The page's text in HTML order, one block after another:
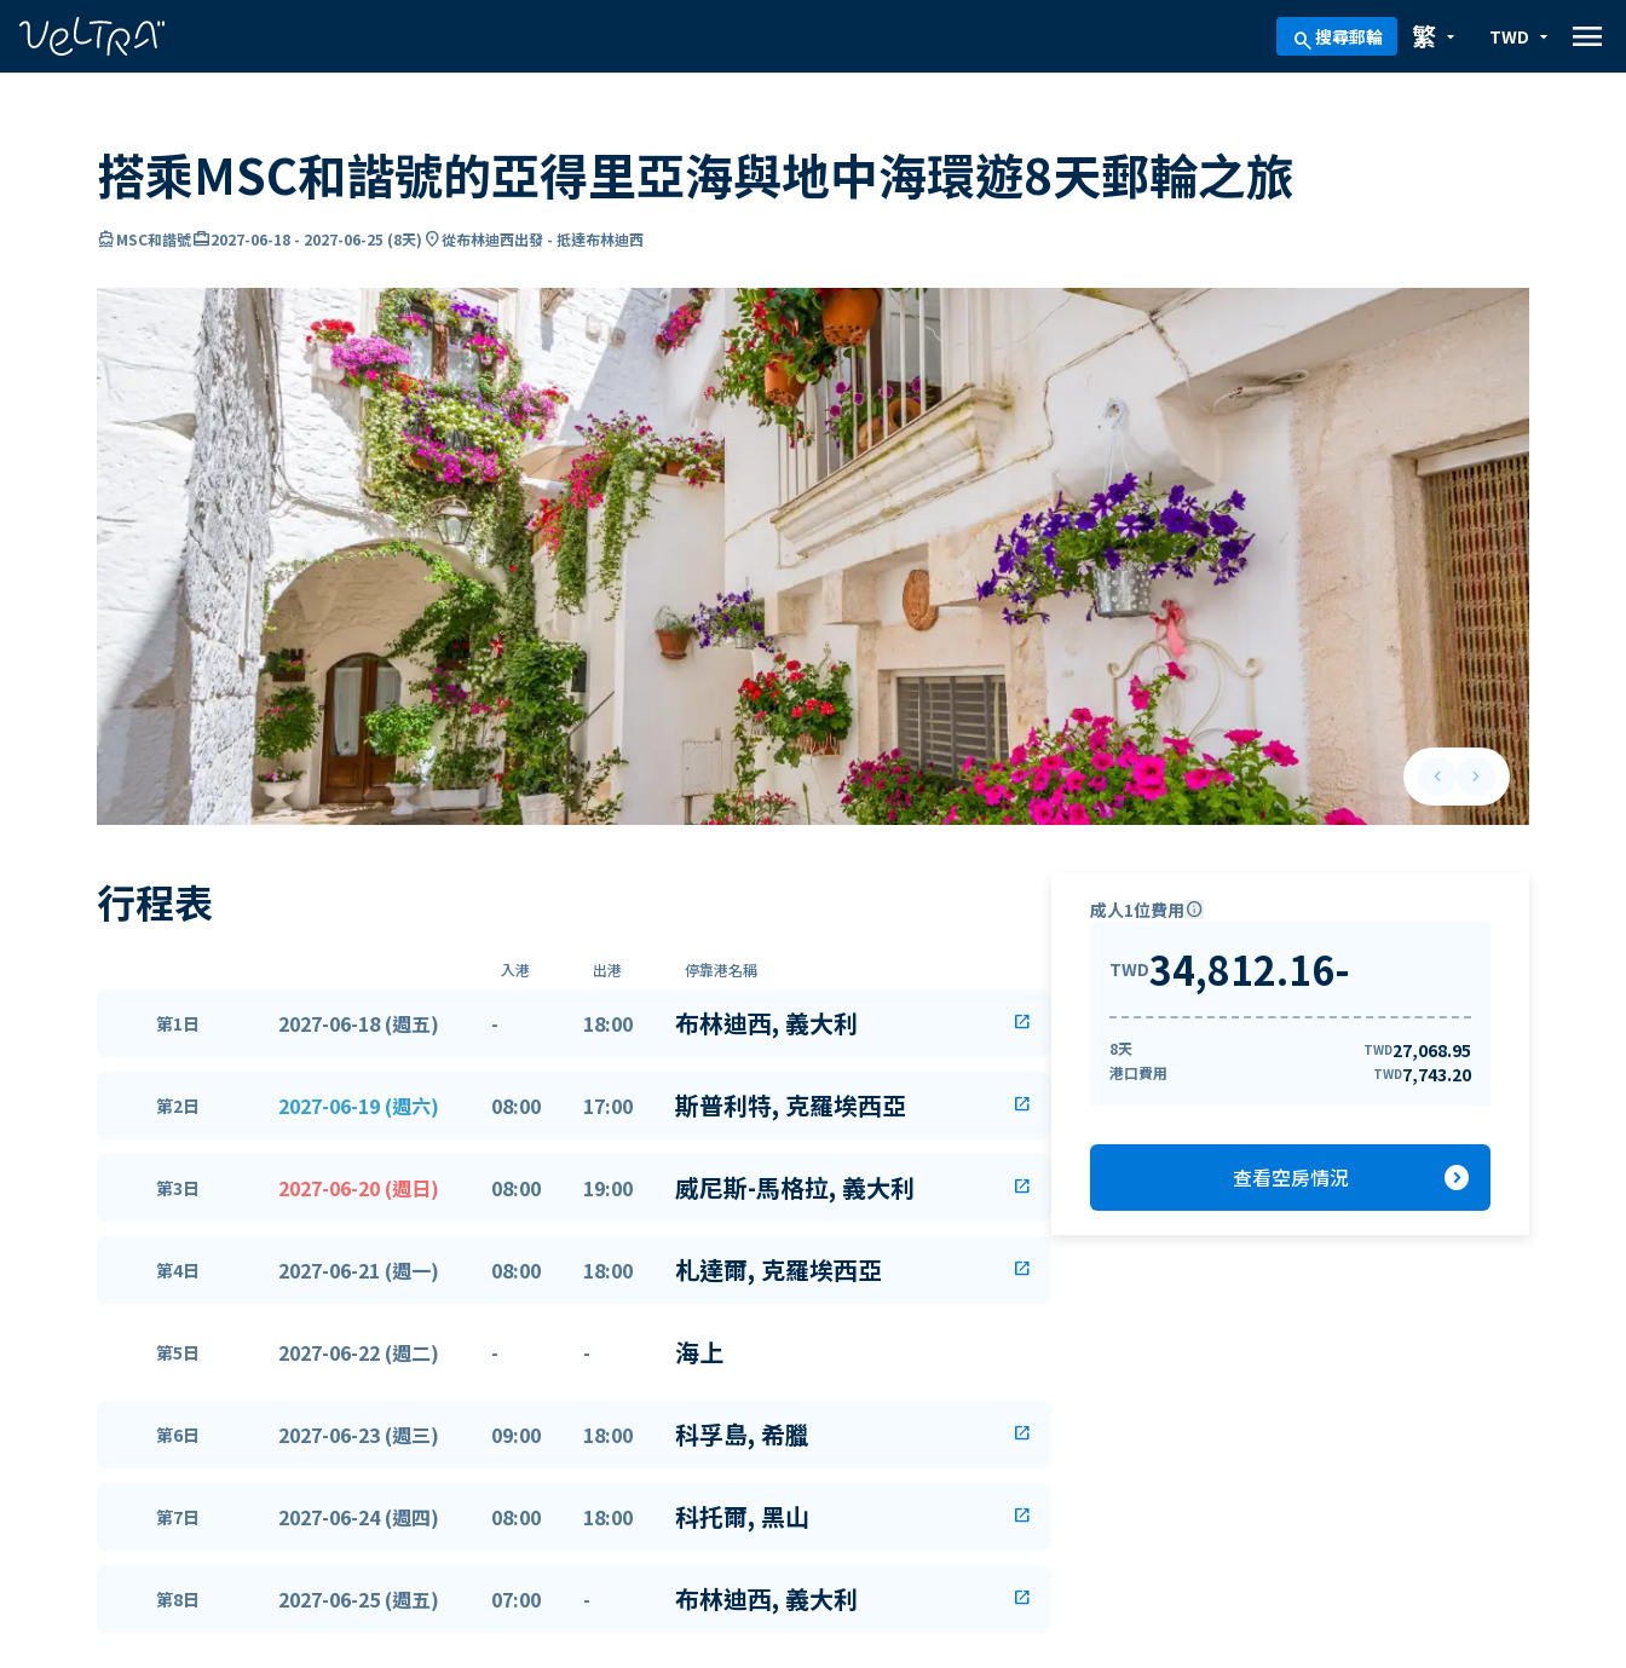
search搜尋郵輪 arrow_drop_down
繁 arrow_drop_down
TWD menu
搭乘MSC和諧號的亞得里亞海與地中海環遊8天郵輪之旅
directions_boatMSC和諧號card_travel2027-06-18 - 2027-06-25 (8天) location_on從布林迪西出發 - 抵達布林迪西
keyboard_arrow_leftPrevious slide
keyboard_arrow_rightNext slide
行程表
入港 出港 停靠港名稱
第1日 2027-06-18 (週五) - 18:00 布林迪西, 義大利 open_in_new
第2日 2027-06-19 (週六) 08:00 17:00 斯普利特, 克羅埃西亞 open_in_new
第3日 2027-06-20 (週日) 08:00 19:00 威尼斯-馬格拉, 義大利 open_in_new
第4日 2027-06-21 (週一) 08:00 18:00 札達爾, 克羅埃西亞 open_in_new
第5日 2027-06-22 (週二) - - 海上
第6日 2027-06-23 (週三) 09:00 18:00 科孚島, 希臘 open_in_new
第7日 2027-06-24 (週四) 08:00 18:00 科托爾, 黑山 open_in_new
第8日 2027-06-25 (週五) 07:00 - 布林迪西, 義大利 open_in_new
成人1位費用info
TWD34,812.16-
8天 TWD27,068.95
港口費用 TWD7,743.20
查看空房情況 expand_circle_right